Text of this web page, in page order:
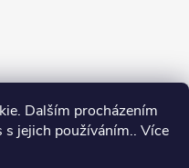
Dalším procházením
jejich používáním.. Více